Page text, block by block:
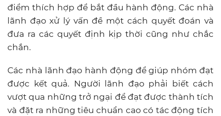
điểm thích hợp để bắt đầu hành động. Các nhà
lãnh đạo xử lý vấn đề một cách quyết đoán và
đưa ra các quyết định kịp thời cũng như chắc
chắn.
Các nhà lãnh đạo hành động để giúp nhóm đạt
được kết quả. Người lãnh đạo phải biết cách
vượt qua những trở ngại để đạt được thành tích
và đặt ra những tiêu chuẩn cao có tác động tích